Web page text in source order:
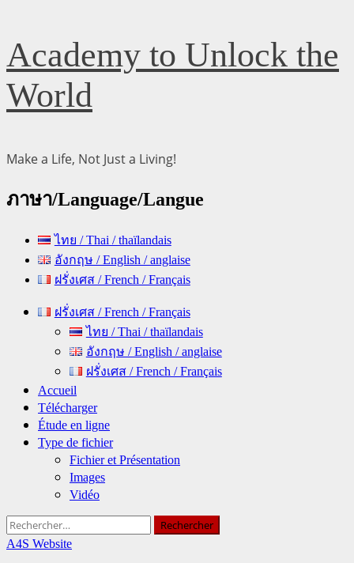
Skip
to
content
Academy to Unlock the
World
Make a Life, Not Just a Living!
ภาษา/Language/Langue
ไทย / Thai / thaïlandais
อังกฤษ / English / anglaise
ฝรั่งเศส / French / Français
Primary ฝรั่งเศส / French / Français
ไทย / Thai / thaïlandais
อังกฤษ / English / anglaise
ฝรั่งเศส / French / Français
Accueil
Télécharger
Étude en ligne
Type de fichier
Fichier et Présentation
Images
Vidéo
Rechercher :
A4S Website